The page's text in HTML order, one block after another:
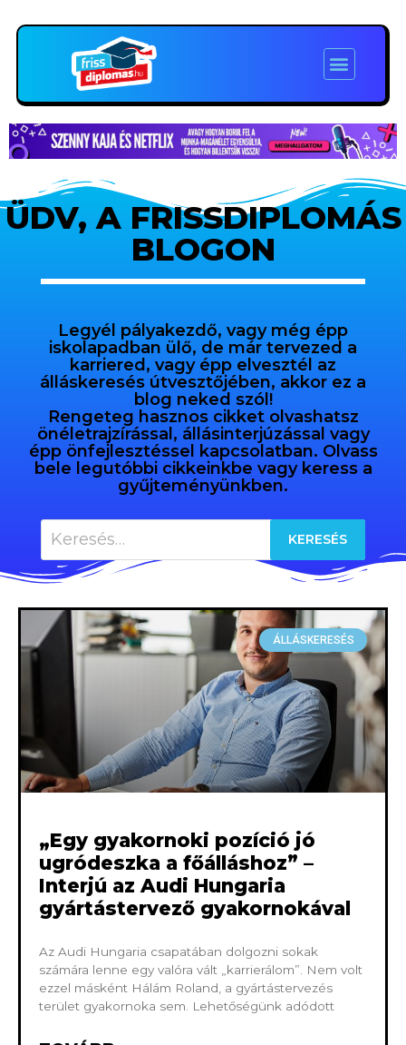
ÜDV, A FRISSDIPLOMÁS
BLOGON
Legyél pályakezdő, vagy még épp
iskolapadban ülő, de már tervezed a
karriered, vagy épp elvesztél az
álláskeresés útvesztőjében, akkor ez a
blog neked szól!
Rengeteg hasznos cikket olvashatsz
önéletrajzírással, állásinterjúzással vagy
épp önfejlesztéssel kapcsolatban. Olvass
bele legutóbbi cikkeinkbe vagy keress a
gyűjteményünkben.
ÁLLÁSKERESÉS
„Egy gyakornoki pozíció jó
ugródeszka a főálláshoz” –
Interjú az Audi Hungaria
gyártástervező gyakornokával
Az Audi Hungaria csapatában dolgozni sokak
számára lenne egy valóra vált „karrierálom”. Nem volt
ezzel másként Hálám Roland, a gyártástervezés
terület gyakornoka sem. Lehetőségünk adódott